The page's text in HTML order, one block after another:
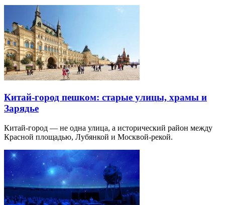
Китай-город пешком: старые улицы, храмы и
Зарядье
Китай-город — не одна улица, а исторический район между
Красной площадью, Лубянкой и Москвой-рекой.